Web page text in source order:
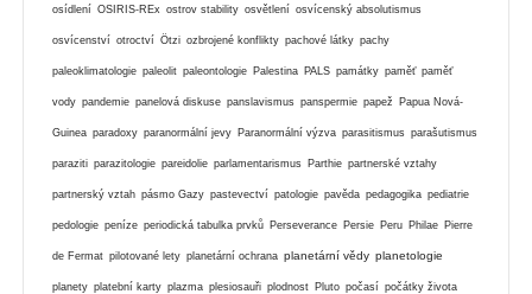
osídlení OSIRIS-REx ostrov stability osvětlení osvícenský absolutismus
osvícenství otroctví Ötzi ozbrojené konflikty pachové látky pachy
paleoklimatologie paleolit paleontologie Palestina PALS památky paměť paměť
vody pandemie panelová diskuse panslavismus panspermie papež Papua Nová-
Guinea paradoxy paranormální jevy Paranormální výzva parasitismus parašutismus
paraziti parazitologie pareidolie parlamentarismus Parthie partnerské vztahy
partnerský vztah pásmo Gazy pastevectví patologie pavěda pedagogika pediatrie
pedologie peníze periodická tabulka prvků Perseverance Persie Peru Philae Pierre
de Fermat pilotované lety planetární ochrana planetární vědy planetologie
planety platební karty plazma plesiosauři plodnost Pluto počasí počátky života